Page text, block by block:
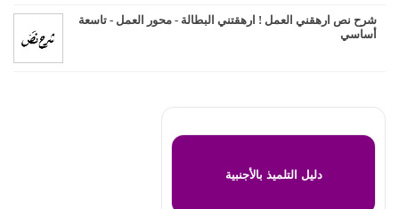
شرح نص ارهقني العمل ! ارهقتني البطالة - محور العمل - تاسعة
أساسي
دليل التلميذ بالأجنبية